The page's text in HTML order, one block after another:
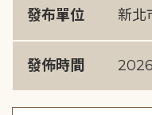
發布單位 新北
發佈時間